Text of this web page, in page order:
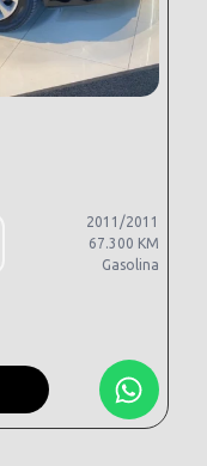
2011/2011
67.300 KM
Gasolina